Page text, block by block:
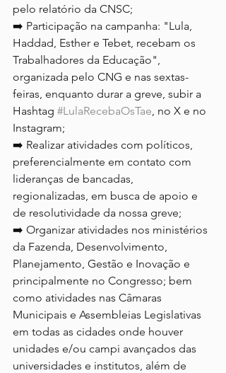
pelo relatório da CNSC;
➡️ Participação na campanha: "Lula,
Haddad, Esther e Tebet, recebam os
Trabalhadores da Educação",
organizada pelo CNG e nas sextas-
feiras, enquanto durar a greve, subir a
Hashtag #LulaRecebaOsTae , no X e no
Instagram;
➡️ Realizar atividades com políticos,
preferencialmente em contato com
lideranças de bancadas,
regionalizadas, em busca de apoio e
de resolutividade da nossa greve;
➡️ Organizar atividades nos ministérios
da Fazenda, Desenvolvimento,
Planejamento, Gestão e Inovação e
principalmente no Congresso; bem
como atividades nas Câmaras
Municipais e Assembleias Legislativas
em todas as cidades onde houver
unidades e/ou campi avançados das
universidades e institutos, além de